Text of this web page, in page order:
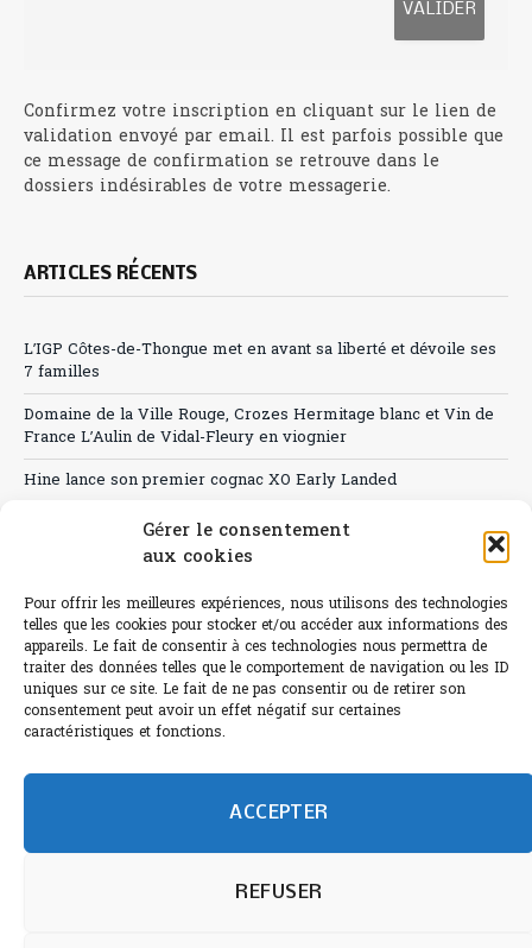
Gérer le consentement
aux cookies
Pour offrir les meilleures expériences, nous utilisons des technologies
telles que les cookies pour stocker et/ou accéder aux informations des
appareils. Le fait de consentir à ces technologies nous permettra de
traiter des données telles que le comportement de navigation ou les ID
uniques sur ce site. Le fait de ne pas consentir ou de retirer son
consentement peut avoir un effet négatif sur certaines
caractéristiques et fonctions.
ACCEPTER
REFUSER
Confirmez votre inscription en cliquant sur le lien de
validation envoyé par email. Il est parfois possible que
ce message de confirmation se retrouve dans le
dossiers indésirables de votre messagerie.
ARTICLES RÉCENTS
L’IGP Côtes-de-Thongue met en avant sa liberté et dévoile ses
7 familles
Domaine de la Ville Rouge, Crozes Hermitage blanc et Vin de
France L’Aulin de Vidal-Fleury en viognier
Hine lance son premier cognac XO Early Landed
Canicule : A quand le CHR à « l’heure espagnole » ?
Sélection de rosés 2026
L'abus d'alcool est dangereux pour la santé.
humain et 0% IA de Paris Bistro Editions - SARL de Presse -
Informations légales etRGPD